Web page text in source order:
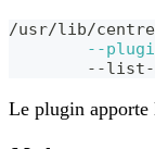
/usr/lib/
--
--
Le plugin apporte